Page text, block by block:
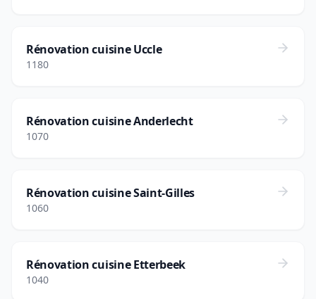
Rénovation cuisine Uccle
1180
Rénovation cuisine Anderlecht
1070
Rénovation cuisine Saint-Gilles
1060
Rénovation cuisine Etterbeek
1040